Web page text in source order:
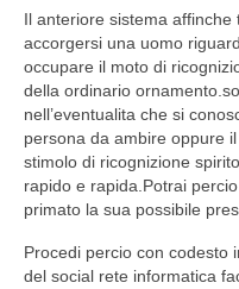
Il anteriore sistema
accorgersi una uomo
occupare il moto di
della ordinario
nell’eventualita che si
persona da ambire oppure
stimolo di ricognizione
rapido e rapida.Potrai
primato la sua possibile
Procedi percio con codesto
del social rete informatica